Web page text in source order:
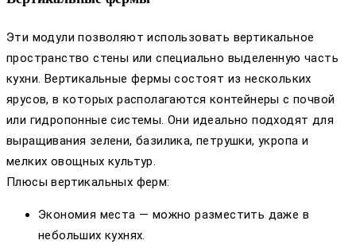
Эти модули позволяют использовать вертикальное
пространство стены или специально выделенную часть
кухни. Вертикальные фермы состоят из нескольких
ярусов, в которых располагаются контейнеры с почвой
или гидропонные системы. Они идеально подходят для
выращивания зелени, базилика, петрушки, укропа и
мелких овощных культур.
Плюсы вертикальных ферм:
Экономия места — можно разместить даже в
небольших кухнях.